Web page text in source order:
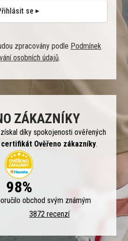
se
zpracovány podle Podmínek
osobních údajů.
ZÁKAZNÍKY
díky spokojenosti ověřených
certifikát Ověřeno zákazníky.
98%
obchod svým známým
3872 recenzí